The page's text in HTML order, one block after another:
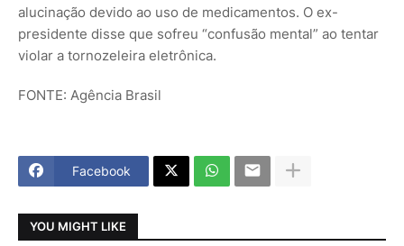
alucinação devido ao uso de medicamentos. O ex-
presidente disse que sofreu “confusão mental” ao tentar
violar a tornozeleira eletrônica.
FONTE: Agência Brasil
Facebook
YOU MIGHT LIKE